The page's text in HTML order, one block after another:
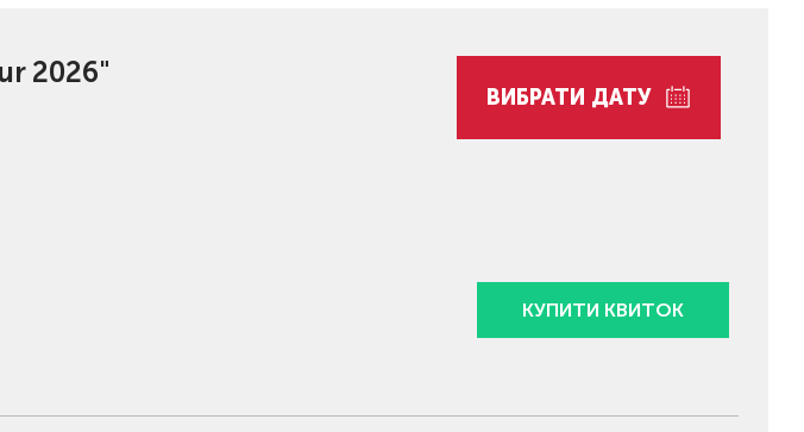
2026"
ВИБРАТИ ДАТУ
КУПИТИ КВИТОК